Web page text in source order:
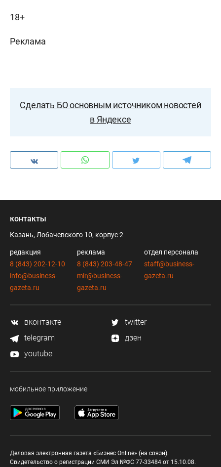
18+
Реклама
Сделать БО основным источником новостей
в Яндексе
контакты
Казань, Лобачевского 10, корпус 2
редакция
8 (843) 202-12-10
info@business-
gazeta.ru
реклама
8 (843) 203-48-47
mir@business-
gazeta.ru
отдел персонала
staff@business-
gazeta.ru
вконтакте
twitter
telegram
дзен
youtube
мобильное приложение
Деловая электронная газета «Бизнес Online» (на связи).
Свидетельство о регистрации СМИ Эл №ФС 77-33484 от 15.10.08.